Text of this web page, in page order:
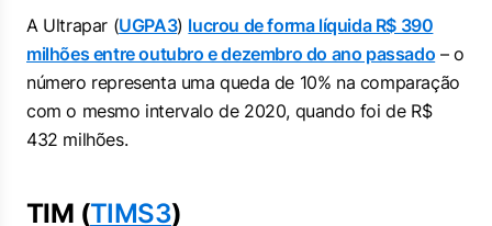
A Ultrapar (UGPA3) lucrou de forma líquida R$ 390
milhões entre outubro e dezembro do ano passado – o
número representa uma queda de 10% na comparação
com o mesmo intervalo de 2020, quando foi de R$
432 milhões.
TIM (TIMS3)